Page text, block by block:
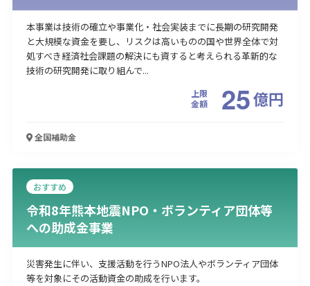
本事業は技術の確立や事業化・社会実装までに長期の研究開発
と大規模な資金を要し、リスクは高いものの国や世界全体で対
処すべき経済社会課題の解決にも資すると考えられる革新的な
技術の研究開発に取り組んで...
上限
金額
25億円
全国補助金
おすすめ
令和8年熊本地震NPO・ボランティア団体等
への助成金事業
災害発生に伴い、支援活動を行うNPO法人やボランティア団体
等を対象にその活動資金の助成を行います。